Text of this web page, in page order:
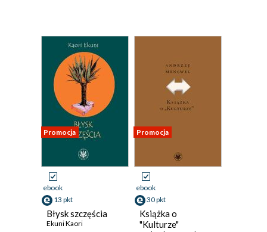
Promocja
ebook
13 pkt
Błysk szczęścia
Ekuni Kaori
Promocja
ebook
30 pkt
Książka o
"Kulturze"